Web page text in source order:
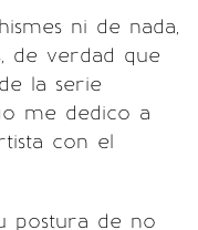
ni de nada,
de verdad que
la serie
me dedico a
con el
postura de no